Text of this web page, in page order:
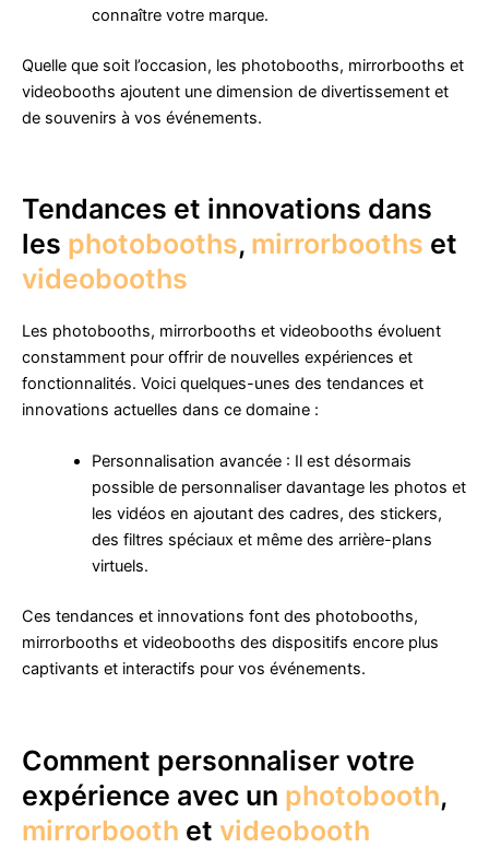
connaître votre marque.
Quelle que soit l’occasion, les photobooths, mirrorbooths et
videobooths ajoutent une dimension de divertissement et
de souvenirs à vos événements.
Tendances et innovations dans
les photobooths, mirrorbooths et
videobooths
Les photobooths, mirrorbooths et videobooths évoluent
constamment pour offrir de nouvelles expériences et
fonctionnalités. Voici quelques-unes des tendances et
innovations actuelles dans ce domaine :
Personnalisation avancée : Il est désormais
possible de personnaliser davantage les photos et
les vidéos en ajoutant des cadres, des stickers,
des filtres spéciaux et même des arrière-plans
virtuels.
Ces tendances et innovations font des photobooths,
mirrorbooths et videobooths des dispositifs encore plus
captivants et interactifs pour vos événements.
Comment personnaliser votre
expérience avec un photobooth,
mirrorbooth et videobooth